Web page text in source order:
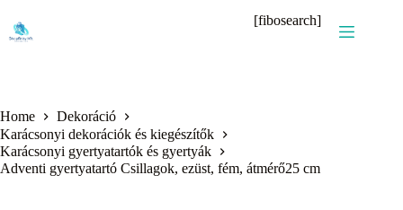
content
[fibosearch]
Home
Dekoráció
Karácsonyi dekorációk és kiegészítők
Karácsonyi gyertyatartók és gyertyák
Adventi gyertyatartó Csillagok, ezüst, fém, átmérő25 cm